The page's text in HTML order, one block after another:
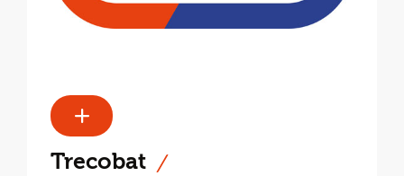
Trecobat